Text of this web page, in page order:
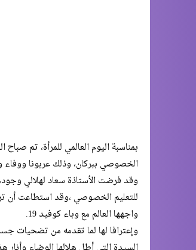
الخصوصي ببركان، وذلك عربونا ووفاء
وقد فرضت الأستاذة سعاد لهلالي
للتعليم الخصوصي ،وقد استطاعت أن
واجهها العالم مع وباء كوفيد 19.
وإعترافا لها لما تقدمه من تضحيات